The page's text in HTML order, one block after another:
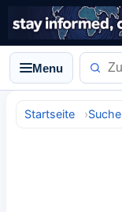
Menu
Startseite Suche